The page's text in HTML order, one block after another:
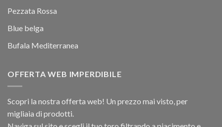
Pezzata Rossa
Blue belga
Bufala Mediterranea
OFFERTA WEB IMPERDIBILE
Scopri la nostra offerta web! Un prezzo mai visto, per
migliaia di prodotti.